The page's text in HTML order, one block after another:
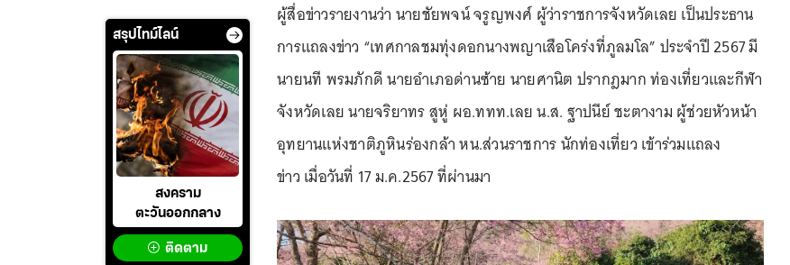
สรุปไทม์ไลน์
สงคราม
ตะวันออกกลาง
ติดตาม
ผู้สื่อข่าวรายงานว่า นายชัยพจน์ จรูญพงศ์ ผู้ว่าราชการจังหวัดเลย เป็นประธาน
การแถลงข่าว “เทศกาลชมทุ่งดอกนางพญาเสือโคร่งที่ภูลมโล” ประจำปี 2567 มี
นายนที พรมภักดี นายอำเภอด่านซ้าย นายศานิต ปรากฎมาก ท่องเที่ยวและกีฬา
จังหวัดเลย นายจริยาทร สูหู่ ผอ.ททท.เลย น.ส. ฐาปนีย์ ชะตางาม ผู้ช่วยหัวหน้า
อุทยานแห่งชาติภูหินร่องกล้า หน.ส่วนราชการ นักท่องเที่ยว เข้าร่วมแถลง
ข่าว เมื่อวันที่ 17 ม.ค.2567 ที่ผ่านมา